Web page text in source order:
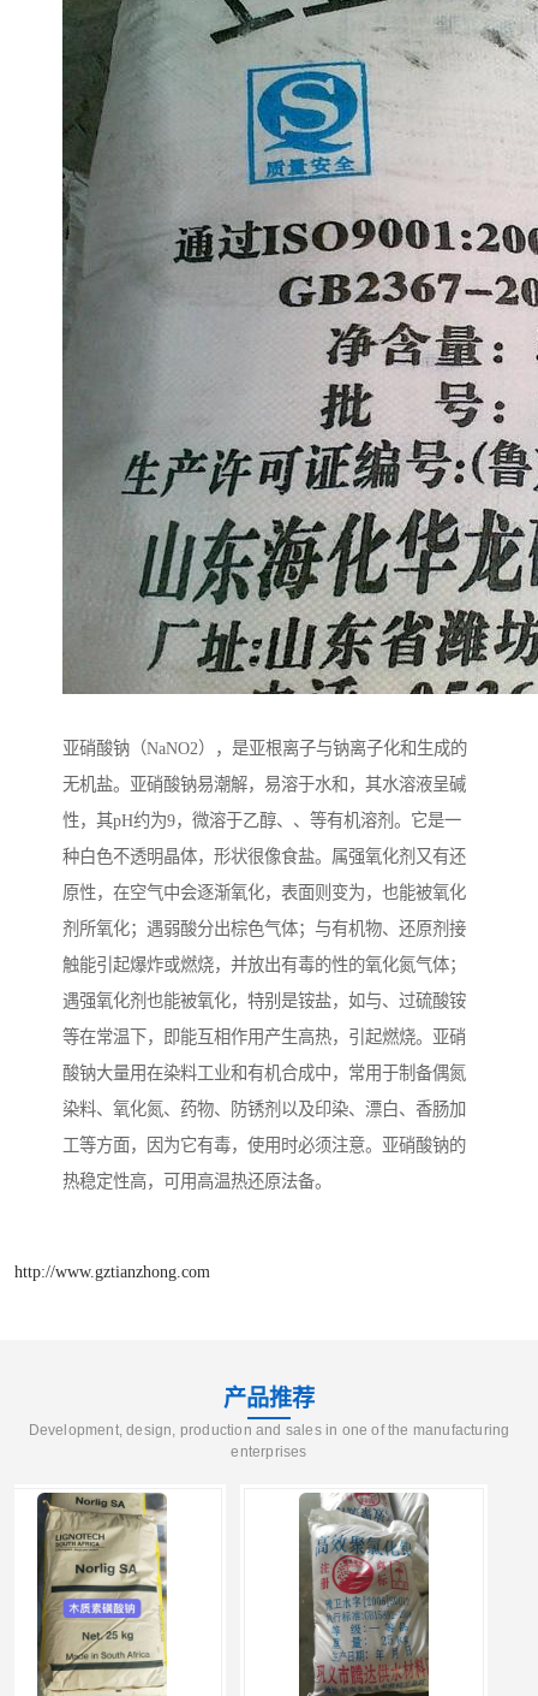
亚硝酸钠（NaNO2），是亚根离子与钠离子化和生成的
无机盐。亚硝酸钠易潮解，易溶于水和，其水溶液呈碱
性，其pH约为9，微溶于乙醇、、等有机溶剂。它是一
种白色不透明晶体，形状很像食盐。属强氧化剂又有还
原性，在空气中会逐渐氧化，表面则变为，也能被氧化
剂所氧化；遇弱酸分出棕色气体；与有机物、还原剂接
触能引起爆炸或燃烧，并放出有毒的性的氧化氮气体；
遇强氧化剂也能被氧化，特别是铵盐，如与、过硫酸铵
等在常温下，即能互相作用产生高热，引起燃烧。亚硝
酸钠大量用在染料工业和有机合成中，常用于制备偶氮
染料、氧化氮、药物、防锈剂以及印染、漂白、香肠加
工等方面，因为它有毒，使用时必须注意。亚硝酸钠的
热稳定性高，可用高温热还原法备。
http://www.gztianzhong.com
产品推荐
Development, design, production and sales in one of the manufacturing
enterprises